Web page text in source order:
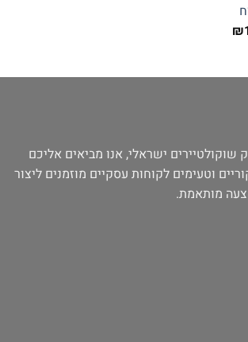
₪
שוקולטיירים ישראלי, אנו מביאים אליכם
וטעימים לקוחות עסקיים מוזמנים ליצור
מותאמת.